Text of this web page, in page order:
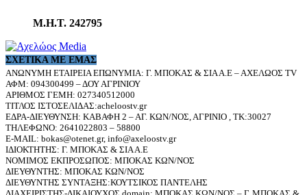
Μ.Η.Τ. 242795
ΣΧΕΤΙΚΆ ΜΕ ΕΜΆΣ
ΑΝΩΝΥΜΗ ΕΤΑΙΡΕΙΑ ΕΠΩΝΥΜΙΑ: Γ. ΜΠΟΚΑΣ & ΣΙΑ Α.Ε – ΑΧΕΛΩΟΣ TV
ΑΦΜ: 094300499 – ΔΟΥ ΑΓΡΙΝΙΟΥ
ΑΡΙΘΜΟΣ ΓΕΜΗ: 027340512000
ΤΙΤΛΟΣ ΙΣΤΟΣΕΛΙΔΑΣ:acheloostv.gr
ΕΔΡΑ-ΔΙΕΥΘΥΝΣΗ: ΚΑΒΑΦΗ 2 – ΑΓ. ΚΩΝ/ΝΟΣ, ΑΓΡΙΝΙΟ , ΤΚ:30027
ΤΗΛΕΦΩΝΟ: 2641022803 – 58800
E-MAIL: bokas@otenet.gr, info@axeloostv.gr
ΙΔΙΟΚΤΗΤΗΣ: Γ. ΜΠΟΚΑΣ & ΣΙΑ Α.Ε
ΝΟΜΙΜΟΣ ΕΚΠΡΟΣΩΠΟΣ: ΜΠΟΚΑΣ ΚΩΝ/ΝΟΣ
ΔΙΕΥΘΥΝΤΗΣ: ΜΠΟΚΑΣ ΚΩΝ/ΝΟΣ
ΔΙΕΥΘΥΝΤΗΣ ΣΥΝΤΑΞΗΣ:ΚΟΥΤΣΙΚΟΣ ΠΑΝΤΕΛΗΣ